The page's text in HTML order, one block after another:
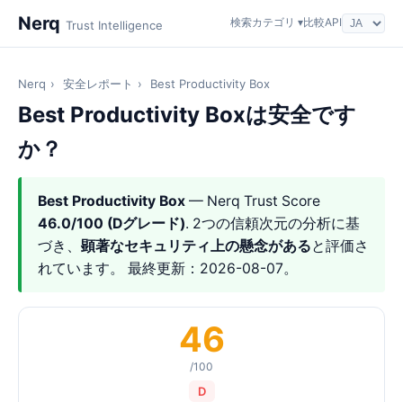
Nerq Trust Intelligence 検索カテゴリ ▾比較API
Nerq › 安全レポート › Best Productivity Box
Best Productivity Boxは安全です
か？
Best Productivity Box — Nerq Trust Score
46.0/100 (Dグレード). 2つの信頼次元の分析に基
づき、 顕著なセキュリティ上の懸念があると評価さ
れています。 最終更新：2026-08-07。
46
/100
D